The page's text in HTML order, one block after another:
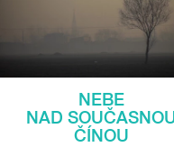
NEBE
NAD
ČÍNOU